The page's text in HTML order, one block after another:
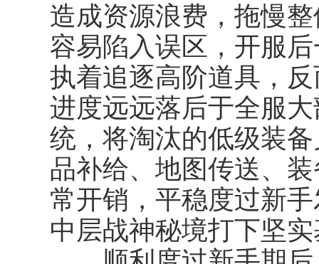
造成资源浪费，拖慢
容易陷入误区，开服
执着追逐高阶道具，
进度远远落后于全服
统，将淘汰的低级装
品补给、地图传送、
常开销，平稳度过新
中层战神秘境打下坚